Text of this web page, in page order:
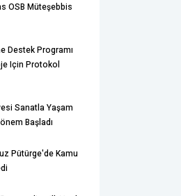
OSB Müteşebbis
Destek Programı
Için Protokol
Sanatla Yaşam
Başladı
Pütürge'de Kamu